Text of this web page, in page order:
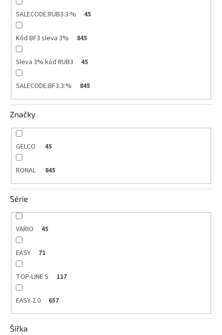
SALECODE:RUB3:3:% 45
Kód BF3 sleva 3% 845
Sleva 3% kód RUB3 45
SALECODE:BF3:3:% 845
Značky
GELCO 45
RONAL 845
Série
VARIO 45
EASY 71
TOP-LINE S 117
EASY 2.0 657
Šířka